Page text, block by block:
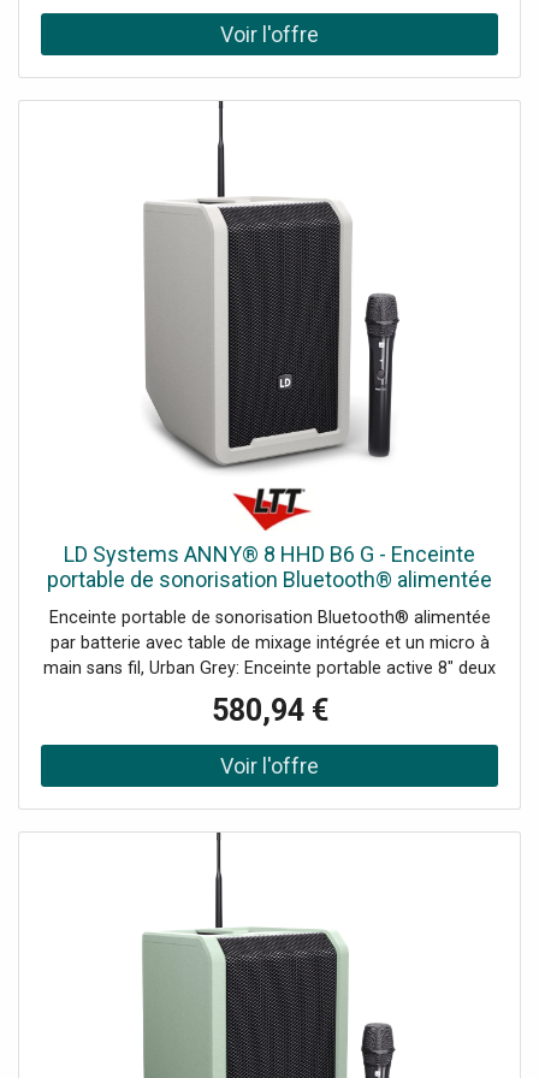
l'ANNY® 8 peut également être se monter sur un pied
d'enceinte. Grâce à sa table de mixage 5 canaux intégrée,
réverbération et le délai, elle réunit sous un look compat
et intemporel des fonctions complètes et une qualité
sonore exceptionnelle. Les possibilités de connexion de
l'ANNY® 8 sont impressionnantes: deux entrées
micro/ligne sur connecteur Combo, une entrée stéréo sur
mini-jack 3,5 mm (AUX) et RCA/cinch, ainsi que le
streaming Bluetooth 5.0 avec codec AAC. La diversité des
entrées disponibles autorise une grande variété de
configurations pour sonoriser parole, musique ou les
deux. L'entrée pour pédale de type footswitch vous
permet d'activer/désactiver au pied les effets de
réverbération et de délai facilement, sans les mains,
pendant que vous jouez ou chantez. La fonction "Priority"
garantit des annonces claires et audibles dans toutes les
situations. Pour ce faire, il suffit de sélectionner votre
micro dans les paramètres de priorité et la musique sera
automatiquement atténuée dès que vous parlerez...
et DSP Bose
LD Systems ANNY® 8 HHD B6 G - Enceinte
portable de sonorisation Bluetooth® alimentée
par - Haut-parleur actif sans fil
Enceinte portable de sonorisation Bluetooth® alimentée
par batterie avec table de mixage intégrée et un micro à
main sans fil, Urban Grey: Enceinte portable active 8" deux
voies, full-range, Table de mixage intégrée 5 canaux avec
égaliseur 3 bandes, réverbération et délai, Longue
autonomie sur batterie: jusqu'à 11 heures (mode ECO)/3,5
heures (volume maxi), Microphone à main sans fil,
sans distorsion, même à volume maximal, grâce au DSP
DynX® de 2e génération, 2 entrées micro/ligne pour des
prise jack 3,5 mm (AUX) ou Cinch, Mode
priorité/atténuation automatique pour privilégier le signal
du microphone, Coffret incliné vers l'arrière, assurant une
dispersion sonore optimale, Puits de 35 mm pour
utilisation sur un pied d'enceinte, Port USB-C pour charger
une tablette ou un smartphone, Entrée pour pédale
Footswitch, pour un contrôle facile (mains libres) des
580,94 €